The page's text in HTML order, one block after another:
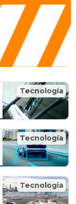
Tecnología
Tecnología
Tecnología